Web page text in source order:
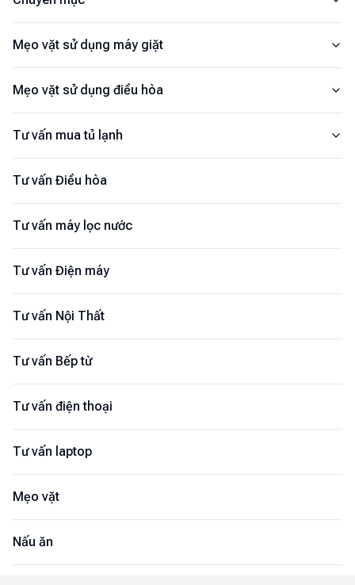
Mẹo vặt sử dụng máy giặt
Mẹo vặt sử dụng điều hòa
Tư vấn mua tủ lạnh
Tư vấn Điều hòa
Tư vấn máy lọc nước
Tư vấn Điện máy
Tư vấn Nội Thất
Tư vấn Bếp từ
Tư vấn điện thoại
Tư vấn laptop
Mẹo vặt
Nấu ăn